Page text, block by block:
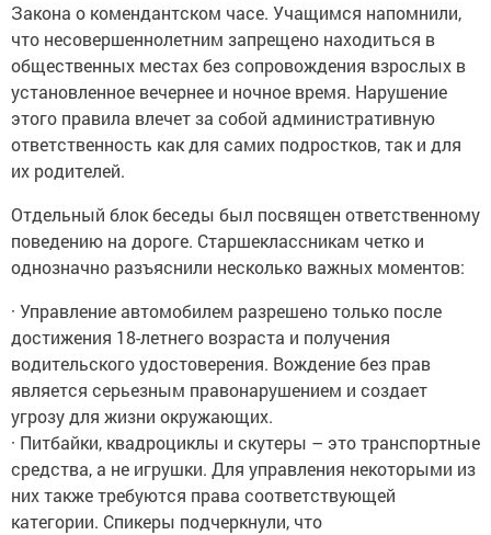
Закона о комендантском часе. Учащимся напомнили,
что несовершеннолетним запрещено находиться в
общественных местах без сопровождения взрослых в
установленное вечернее и ночное время. Нарушение
этого правила влечет за собой административную
ответственность как для самих подростков, так и для
их родителей.
Отдельный блок беседы был посвящен ответственному
поведению на дороге. Старшеклассникам четко и
однозначно разъяснили несколько важных моментов:
· Управление автомобилем разрешено только после
достижения 18-летнего возраста и получения
водительского удостоверения. Вождение без прав
является серьезным правонарушением и создает
угрозу для жизни окружающих.
· Питбайки, квадроциклы и скутеры – это транспортные
средства, а не игрушки. Для управления некоторыми из
них также требуются права соответствующей
категории. Спикеры подчеркнули, что